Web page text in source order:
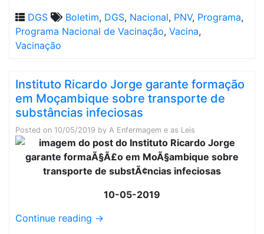
DGS
Boletim, DGS, Nacional, PNV, Programa,
Programa Nacional de Vacinação, Vacina,
Vacinação
Instituto Ricardo Jorge garante formação
em Moçambique sobre transporte de
substâncias infeciosas
Posted on 10/05/2019 by A Enfermagem e as Leis
10-05-2019
Continue reading →